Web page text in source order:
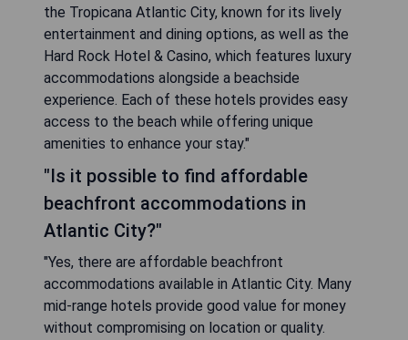
the Tropicana Atlantic City, known for its lively
entertainment and dining options, as well as the
Hard Rock Hotel & Casino, which features luxury
accommodations alongside a beachside
experience. Each of these hotels provides easy
access to the beach while offering unique
amenities to enhance your stay."
"Is it possible to find affordable
beachfront accommodations in
Atlantic City?"
"Yes, there are affordable beachfront
accommodations available in Atlantic City. Many
mid-range hotels provide good value for money
without compromising on location or quality.